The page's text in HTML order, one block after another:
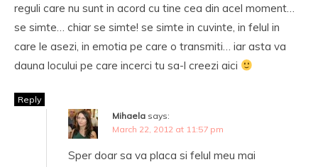
reguli care nu sunt in acord cu tine cea din acel moment…
se simte… chiar se simte! se simte in cuvinte, in felul in
care le asezi, in emotia pe care o transmiti… iar asta va
dauna locului pe care incerci tu sa-l creezi aici
Reply
Mihaela says:
March 22, 2012 at 11:57 pm
Sper doar sa va placa si felul meu mai